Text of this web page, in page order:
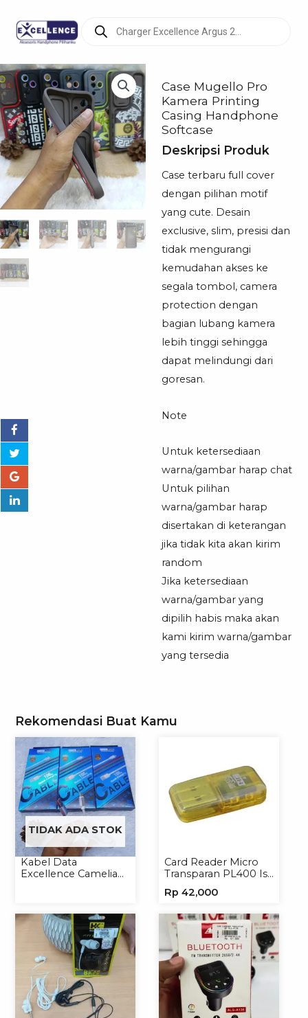
search
Case Mugello Pro
Kamera Printing
Casing Handphone
Softcase
Deskripsi Produk
Case terbaru full cover
dengan pilihan motif
yang cute. Desain
exclusive, slim, presisi dan
tidak mengurangi
kemudahan akses ke
segala tombol, camera
protection dengan
bagian lubang kamera
lebih tinggi sehingga
dapat melindungi dari
goresan.
Note
Untuk ketersediaan
warna/gambar harap chat
Untuk pilihan
warna/gambar harap
disertakan di keterangan
jika tidak kita akan kirim
random
Jika ketersediaan
warna/gambar yang
dipilih habis maka akan
kami kirim warna/gambar
yang tersedia
Rekomendasi Buat Kamu
TIDAK ADA STOK
Kabel Data
Excellence Camelia
Card Reader Micro
Transparan PL400 Isi
Rp 42,000